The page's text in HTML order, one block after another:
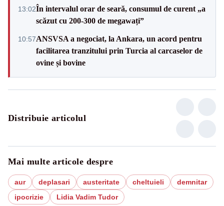
13:02În intervalul orar de seară, consumul de curent „a
scăzut cu 200-300 de megawați”
10:57ANSVSA a negociat, la Ankara, un acord pentru
facilitarea tranzitului prin Turcia al carcaselor de
ovine și bovine
Distribuie articolul
Mai multe articole despre
aur deplasari austeritate cheltuieli
demnitar
ipocrizie
Lidia Vadim Tudor